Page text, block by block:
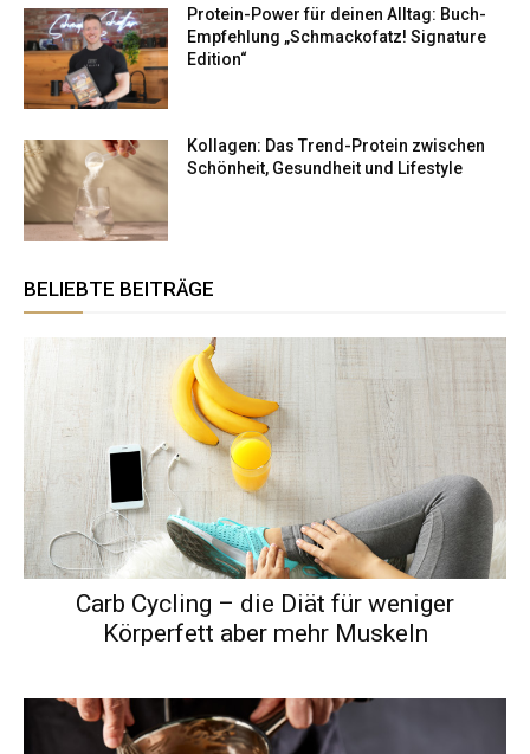
Protein-Power für deinen Alltag: Buch-
Empfehlung „Schmackofatz! Signature
Edition“
Kollagen: Das Trend-Protein zwischen
Schönheit, Gesundheit und Lifestyle
BELIEBTE BEITRÄGE
Carb Cycling – die Diät für weniger
Körperfett aber mehr Muskeln